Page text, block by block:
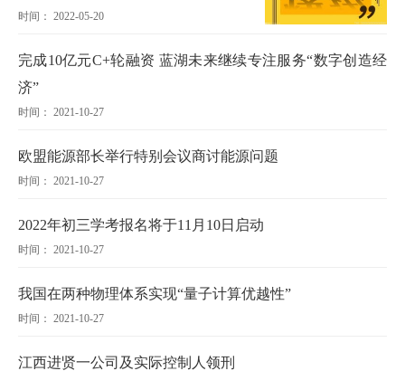
时间： 2022-05-20
完成10亿元C+轮融资 蓝湖未来继续专注服务“数字创造经
济”
时间： 2021-10-27
欧盟能源部长举行特别会议商讨能源问题
时间： 2021-10-27
2022年初三学考报名将于11月10日启动
时间： 2021-10-27
我国在两种物理体系实现“量子计算优越性”
时间： 2021-10-27
江西进贤一公司及实际控制人领刑